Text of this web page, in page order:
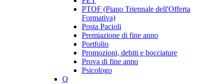
PTOF (Piano Triennale dell'Offerta
Formativa)
Posta Pacioli
Premiazione di fine anno
Portfolio
Promozioni, debiti e bocciature
Prova di fine anno
Psicologo
Q